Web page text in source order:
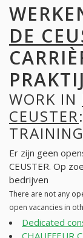
DE
WORK IN
CEUSTER
Er zijn geen
CEUSTER. Op
bedrijven
There are not any
open vacancies in
Dedicated